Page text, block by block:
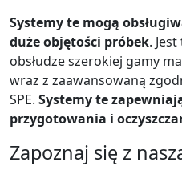
Systemy te mogą
duże objętości próbek.
obsłudze szerokiej gamy
wraz z zaawansowaną
SPE. Systemy te
przygotowania i
Zapoznaj się z